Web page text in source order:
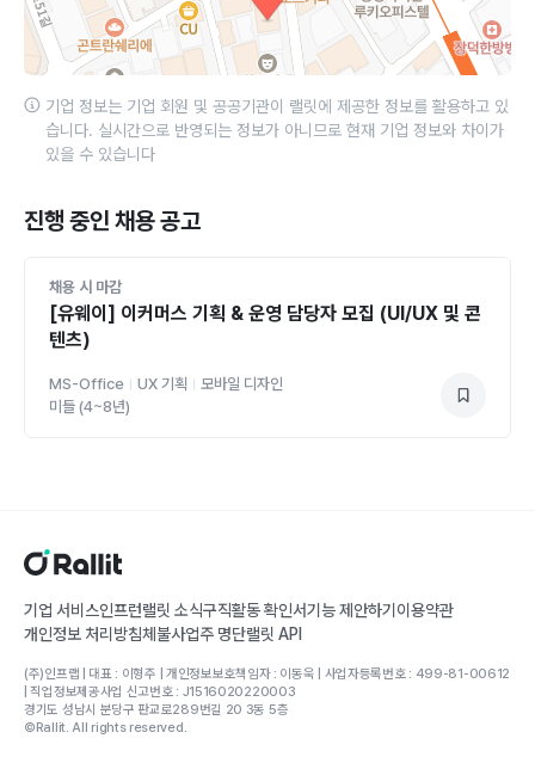
기업 정보는 기업 회원 및 공공기관이 랠릿에 제공한 정보를 활용하고 있
습니다. 실시간으로 반영되는 정보가 아니므로 현재 기업 정보와 차이가
있을 수 있습니다
진행 중인 채용 공고
채용 시 마감
[유웨이] 이커머스 기획 & 운영 담당자 모집 (UI/UX 및 콘
텐츠)
MS-Office UX 기획
모바일 디자인
미들 (4~8년)
기업 서비스인프런랠릿 소식구직활동 확인서기능 제안하기 이용약관
개인정보 처리방침체불사업주 명단랠릿 API
(주)인프랩 | 대표 : 이형주 | 개인정보보호책임자 : 이동욱 | 사업자등록번호 : 499-81-00612
| 직업정보제공사업 신고번호 : J1516020220003
경기도 성남시 분당구 판교로289번길 20 3동 5층
©Rallit. All rights reserved.